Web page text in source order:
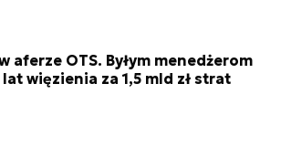
aferze OTS. Byłym menedżerom
więzienia za 1,5 mld zł strat